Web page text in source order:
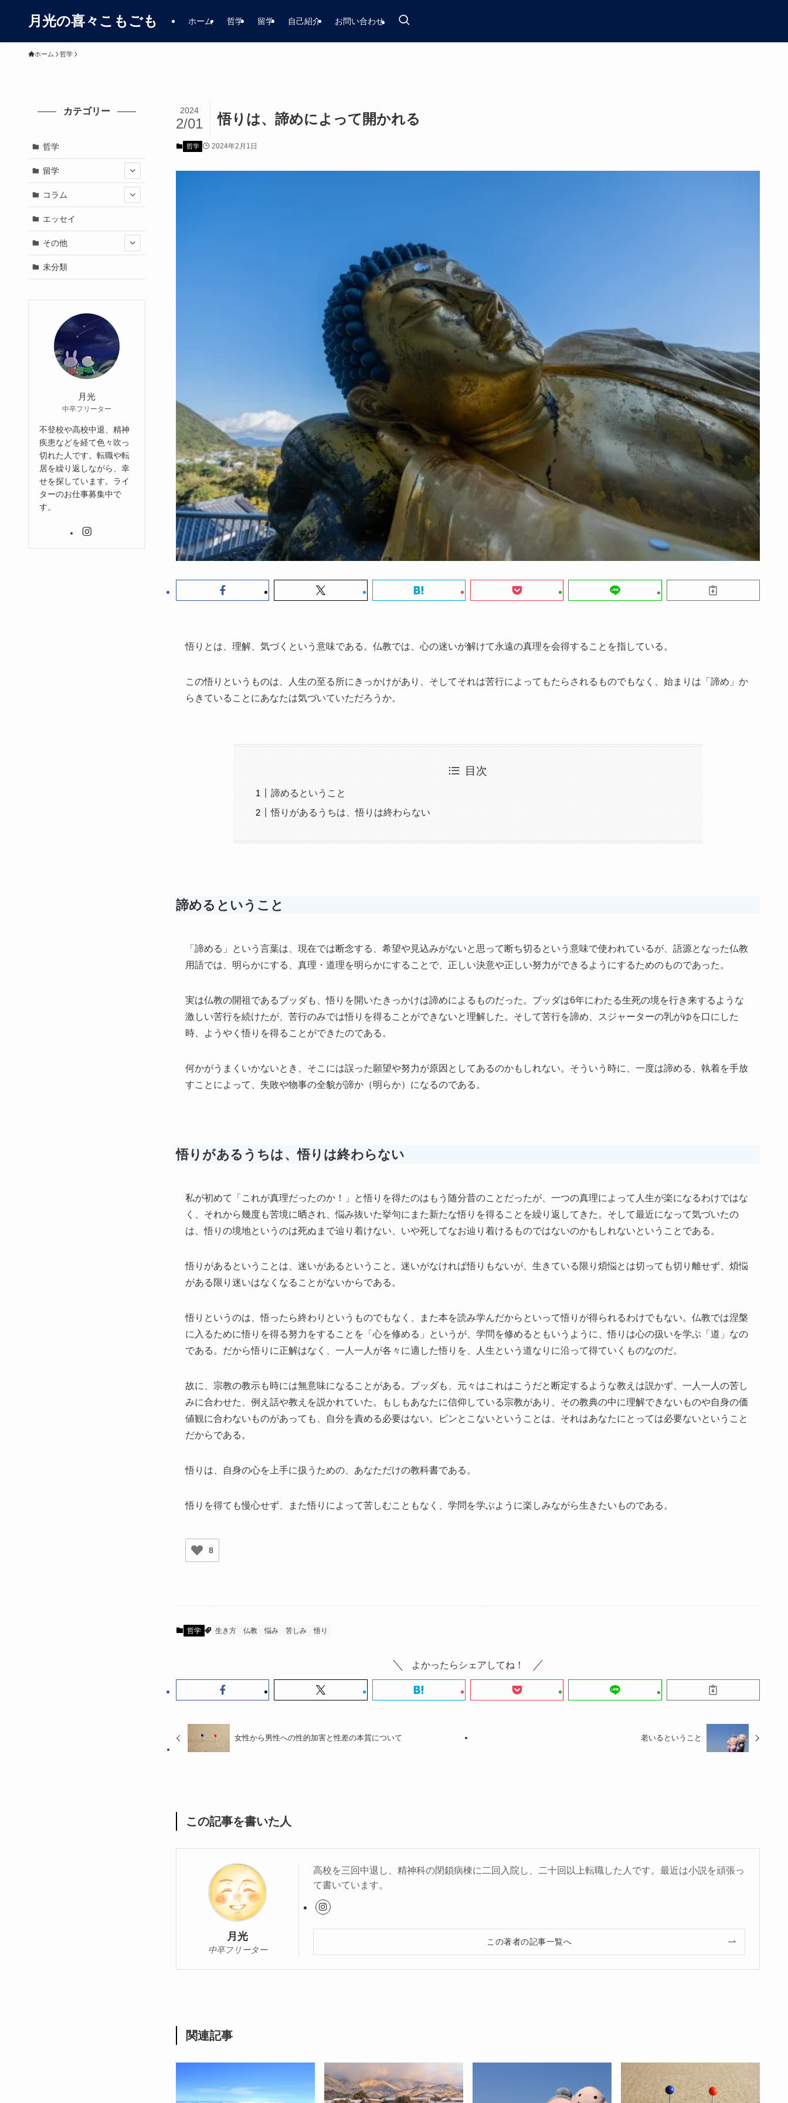
月光の喜々こもごも ホーム 哲学 留学 自己紹介 お問い合わせ
ホーム 哲学
悟りは、諦めによって開かれる
2024
2/01
哲学 2024年2月1日
悟りとは、理解、気づくという意味である。仏教では、心の迷いが解けて永遠の真理を会得することを指している。
この悟りというものは、人生の至る所にきっかけがあり、そしてそれは苦行によってもたらされるものでもなく、始まりは「諦め」か
らきていることにあなたは気づいていただろうか。
目次
諦めるということ
悟りがあるうちは、悟りは終わらない
諦めるということ
「諦める」という言葉は、現在では断念する、希望や見込みがないと思って断ち切るという意味で使われているが、語源となった仏教
用語では、明らかにする、真理・道理を明らかにすることで、正しい決意や正しい努力ができるようにするためのものであった。
実は仏教の開祖であるブッダも、悟りを開いたきっかけは諦めによるものだった。ブッダは6年にわたる生死の境を行き来するような
激しい苦行を続けたが、苦行のみでは悟りを得ることができないと理解した。そして苦行を諦め、スジャーターの乳がゆを口にした
時、ようやく悟りを得ることができたのである。
何かがうまくいかないとき、そこには誤った願望や努力が原因としてあるのかもしれない。そういう時に、一度は諦める、執着を手放
すことによって、失敗や物事の全貌が諦か（明らか）になるのである。
悟りがあるうちは、悟りは終わらない
私が初めて「これが真理だったのか！」と悟りを得たのはもう随分昔のことだったが、一つの真理によって人生が楽になるわけではな
く、それから幾度も苦境に晒され、悩み抜いた挙句にまた新たな悟りを得ることを繰り返してきた。そして最近になって気づいたの
は、悟りの境地というのは死ぬまで辿り着けない、いや死してなお辿り着けるものではないのかもしれないということである。
悟りがあるということは、迷いがあるということ。迷いがなければ悟りもないが、生きている限り煩悩とは切っても切り離せず、煩悩
がある限り迷いはなくなることがないからである。
悟りというのは、悟ったら終わりというものでもなく、また本を読み学んだからといって悟りが得られるわけでもない。仏教では涅槃
に入るために悟りを得る努力をすることを「心を修める」というが、学問を修めるともいうように、悟りは心の扱いを学ぶ「道」なの
である。だから悟りに正解はなく、一人一人が各々に適した悟りを、人生という道なりに沿って得ていくものなのだ。
故に、宗教の教示も時には無意味になることがある。ブッダも、元々はこれはこうだと断定するような教えは説かず、一人一人の苦し
みに合わせた、例え話や教えを説かれていた。もしもあなたに信仰している宗教があり、その教典の中に理解できないものや自身の価
値観に合わないものがあっても、自分を責める必要はない。ピンとこないということは、それはあなたにとっては必要ないということ
だからである。
悟りは、自身の心を上手に扱うための、あなただけの教科書である。
悟りを得ても慢心せず、また悟りによって苦しむこともなく、学問を学ぶように楽しみながら生きたいものである。
8
哲学 生き方 仏教 悩み 苦しみ 悟り
よかったらシェアしてね！
女性から男性への性的加害と性差の本質について 老いるということ
この記事を書いた人
月光
中卒フリーター
高校を三回中退し、精神科の閉鎖病棟に二回入院し、二十回以上転職した人です。最近は小説を頑張っ
て書いています。
この著者の記事一覧へ
関連記事
カテゴリー
哲学
留学
コラム
エッセイ
その他
未分類
月光
中卒フリーター
不登校や高校中退、精神
疾患などを経て色々吹っ
切れた人です。転職や転
居を繰り返しながら、幸
せを探しています。ライ
ターのお仕事募集中で
す。